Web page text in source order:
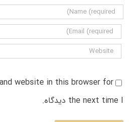
website in this browser for
the next time I دیدگاه.